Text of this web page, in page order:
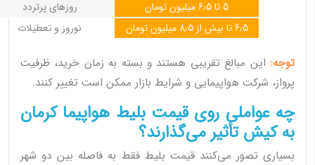
روزهای پرتردد
5 تا 6٫5 میلیون تومان
نوروز و تعطیلات
6٫5 تا بیش از 8٫5 میلیون تومان
توجه: این مبالغ تقریبی هستند و بسته به زمان خرید، ظرفیت
پرواز، شرکت هواپیمایی و شرایط بازار ممکن است تغییر کنند.
چه عواملی روی قیمت بلیط هواپیما کرمان
به کیش تأثیر می‌گذارند؟
بسیاری تصور می‌کنند قیمت بلیط فقط به فاصله بین دو شهر